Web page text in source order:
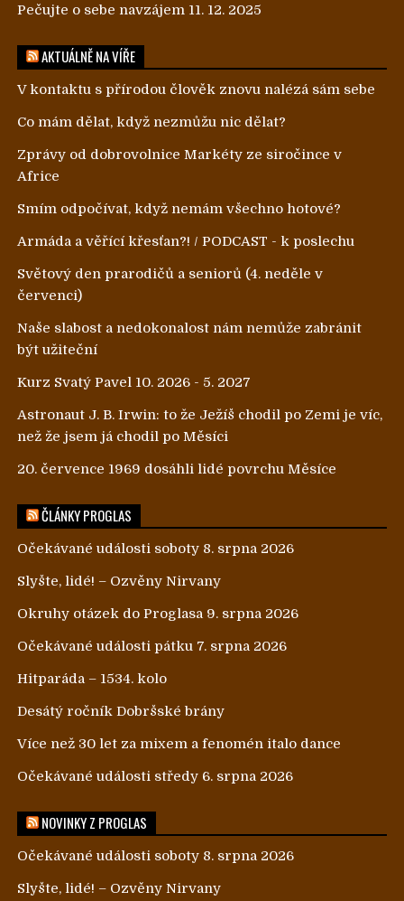
Pečujte o sebe navzájem 11. 12. 2025
AKTUÁLNĚ NA VÍŘE
V kontaktu s přírodou člověk znovu nalézá sám sebe
Co mám dělat, když nezmůžu nic dělat?
Zprávy od dobrovolnice Markéty ze siročince v
Africe
Smím odpočívat, když nemám všechno hotové?
Armáda a věřící křesťan?! / PODCAST - k poslechu
Světový den prarodičů a seniorů (4. neděle v
červenci)
Naše slabost a nedokonalost nám nemůže zabránit
být užiteční
Kurz Svatý Pavel 10. 2026 - 5. 2027
Astronaut J. B. Irwin: to že Ježíš chodil po Zemi je víc,
než že jsem já chodil po Měsíci
20. července 1969 dosáhli lidé povrchu Měsíce
ČLÁNKY PROGLAS
Očekávané události soboty 8. srpna 2026
Slyšte, lidé! – Ozvěny Nirvany
Okruhy otázek do Proglasa 9. srpna 2026
Očekávané události pátku 7. srpna 2026
Hitparáda – 1534. kolo
Desátý ročník Dobršské brány
Více než 30 let za mixem a fenomén italo dance
Očekávané události středy 6. srpna 2026
NOVINKY Z PROGLAS
Očekávané události soboty 8. srpna 2026
Slyšte, lidé! – Ozvěny Nirvany